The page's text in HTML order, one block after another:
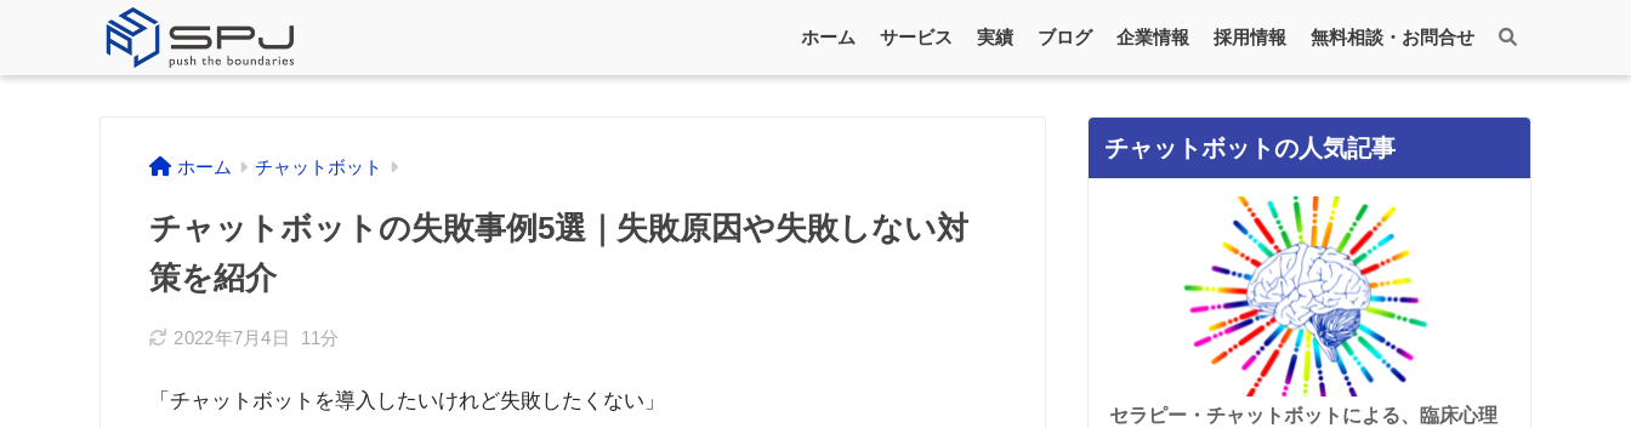
ホーム サービス 実績 ブログ 企業情報 採用情報 無料相談・お問合せ
ホーム チャットボット
チャットボットの失敗事例5選｜失敗原因や失敗しない対
策を紹介
2022年7月4日 11分
「チャットボットを導入したいけれど失敗したくない」
チャットボットの人気記事
セラピー・チャットボットによる、臨床心理